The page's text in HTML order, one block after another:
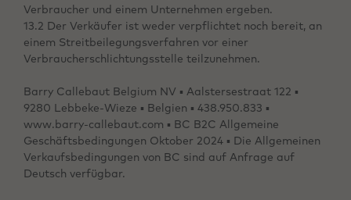
Verbraucher und einem Unternehmen ergeben.
13.2 Der Verkäufer ist weder verpflichtet noch bereit, an
einem Streitbeilegungsverfahren vor einer
Verbraucherschlichtungsstelle teilzunehmen.
Barry Callebaut Belgium NV ▪ Aalstersestraat 122 ▪
9280 Lebbeke-Wieze ▪ Belgien ▪ 438.950.833 ▪
www.barry-callebaut.com ▪ BC B2C Allgemeine
Geschäftsbedingungen Oktober 2024 ▪ Die Allgemeinen
Verkaufsbedingungen von BC sind auf Anfrage auf
Deutsch verfügbar.